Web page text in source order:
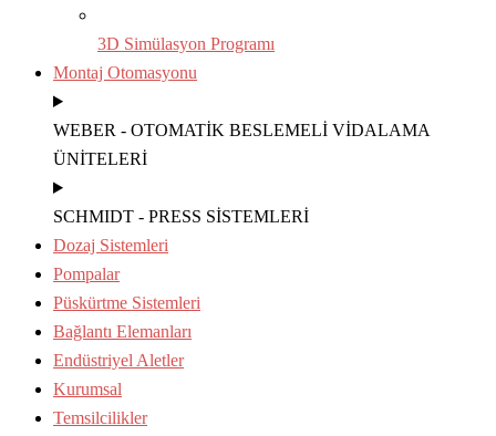
3D Simülasyon Programı
Montaj Otomasyonu
WEBER - OTOMATİK BESLEMELİ VİDALAMA
ÜNİTELERİ
SCHMIDT - PRESS SİSTEMLERİ
Dozaj Sistemleri
Pompalar
Püskürtme Sistemleri
Bağlantı Elemanları
Endüstriyel Aletler
Kurumsal
Temsilcilikler